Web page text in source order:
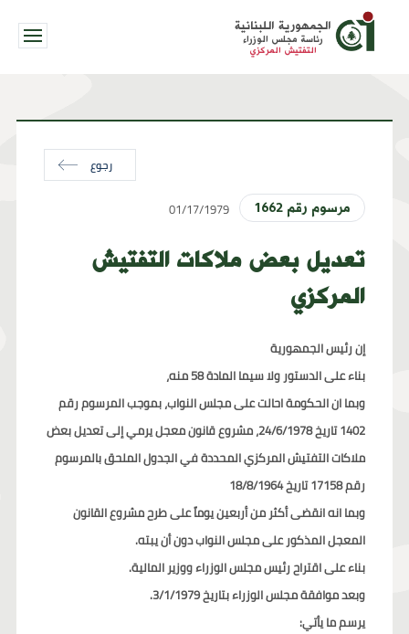
الجمهورية اللبنانية
رئاسة مجلس الوزراء
التفتيش المركزي
رجوع
مرسوم رقم 1662 01/17/1979
تعديل بعض ملاكات التفتيش
المركزي
إن رئيس الجمهورية
بناء على الدستور ولا سيما المادة 58 منه،
وبما ان الحكومة احالت على مجلس النواب، بموجب المرسوم رقم
1402 تاريخ 24/6/1978، مشروع قانون معجل يرمي إلى تعديل بعض
ملاكات التفتيش المركزي المحددة في الجدول الملحق بالمرسوم
رقم 17158 تاريخ 18/8/1964
وبما انه انقضى أكثر من أربعين يوماً على طرح مشروع القانون
المعجل المذكور على مجلس النواب دون أن يبته.
بناء على اقتراح رئيس مجلس الوزراء ووزير المالية.
وبعد موافقة مجلس الوزراء بتاريخ 3/1/1979.
يرسم ما يأتي: